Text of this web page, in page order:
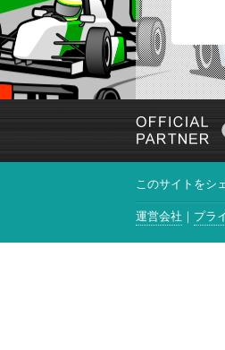
このサイトをシ
運営会社 プラ